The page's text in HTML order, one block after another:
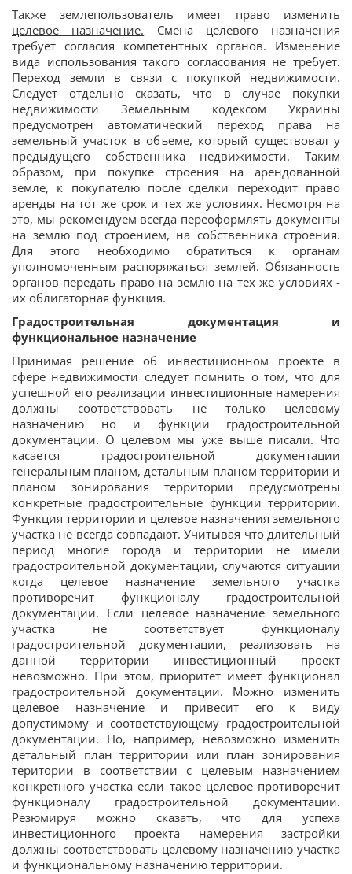
Также землепользователь имеет право изменить
целевое назначение. Смена целевого назначения
требует согласия компетентных органов. Изменение
вида использования такого согласования не требует.
Переход земли в связи с покупкой недвижимости.
Следует отдельно сказать, что в случае покупки
недвижимости Земельным кодексом Украины
предусмотрен автоматический переход права на
земельный участок в объеме, который существовал у
предыдущего собственника недвижимости. Таким
образом, при покупке строения на арендованной
земле, к покупателю после сделки переходит право
аренды на тот же срок и тех же условиях. Несмотря на
это, мы рекомендуем всегда переоформлять документы
на землю под строением, на собственника строения.
Для этого необходимо обратиться к органам
уполномоченным распоряжаться землей. Обязанность
органов передать право на землю на тех же условиях -
их облигаторная функция.
Градостроительная документация и
функциональное назначение
Принимая решение об инвестиционном проекте в
сфере недвижимости следует помнить о том, что для
успешной его реализации инвестиционные намерения
должны соответствовать не только целевому
назначению но и функции градостроительной
документации. О целевом мы уже выше писали. Что
касается градостроительной документации
генеральным планом, детальным планом территории и
планом зонирования территории предусмотрены
конкретные градостроительные функции территории.
Функция территории и целевое назначения земельного
участка не всегда совпадают. Учитывая что длительный
период многие города и территории не имели
градостроительной документации, случаются ситуации
когда целевое назначение земельного участка
противоречит функционалу градостроительной
документации. Если целевое назначение земельного
участка не соответствует функционалу
градостроительной документации, реализовать на
данной территории инвестиционный проект
невозможно. При этом, приоритет имеет функционал
градостроительной документации. Можно изменить
целевое назначение и привесит его к виду
допустимому и соответствующему градостроительной
документации. Но, например, невозможно изменить
детальный план территории или план зонирования
територии в соответствии с целевым назначением
конкретного участка если такое целевое противоречит
функционалу градостроительной документации.
Резюмируя можно сказать, что для успеха
инвестиционного проекта намерения застройки
должны соответствовать целевому назначению участка
и функциональному назначению территории.